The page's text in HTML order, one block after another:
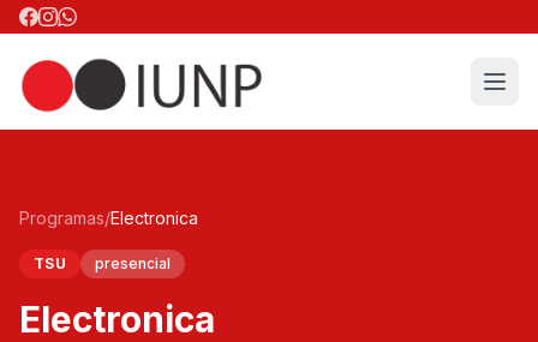
Programas/Electronica
TSU presencial
Electronica